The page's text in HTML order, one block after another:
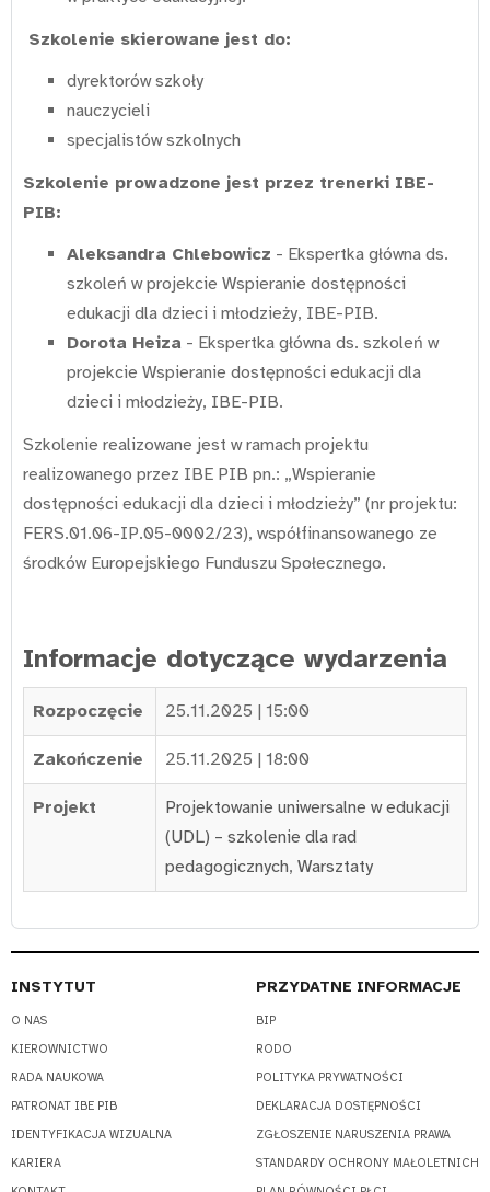
Szkolenie skierowane jest do:
dyrektorów szkoły
nauczycieli
specjalistów szkolnych
Szkolenie prowadzone jest przez trenerki IBE-
PIB:
Aleksandra Chlebowicz - Ekspertka główna ds.
szkoleń w projekcie Wspieranie dostępności
edukacji dla dzieci i młodzieży, IBE-PIB.
Dorota Heiza - Ekspertka główna ds. szkoleń w
projekcie Wspieranie dostępności edukacji dla
dzieci i młodzieży, IBE-PIB.
Szkolenie realizowane jest w ramach projektu
realizowanego przez IBE PIB pn.: „Wspieranie
dostępności edukacji dla dzieci i młodzieży” (nr projektu:
FERS.01.06-IP.05-0002/23), współfinansowanego ze
środków Europejskiego Funduszu Społecznego.
Informacje dotyczące wydarzenia
Rozpoczęcie 25.11.2025 | 15:00
Zakończenie 25.11.2025 | 18:00
Projekt
Projektowanie uniwersalne w edukacji
(UDL) – szkolenie dla rad
pedagogicznych, Warsztaty
INSTYTUT
O NAS
KIEROWNICTWO
RADA NAUKOWA
PATRONAT IBE PIB
IDENTYFIKACJA WIZUALNA
KARIERA
PRZYDATNE INFORMACJE
BIP
RODO
POLITYKA PRYWATNOŚCI
DEKLARACJA DOSTĘPNOŚCI
ZGŁOSZENIE NARUSZENIA PRAWA
STANDARDY OCHRONY MAŁOLETNICH